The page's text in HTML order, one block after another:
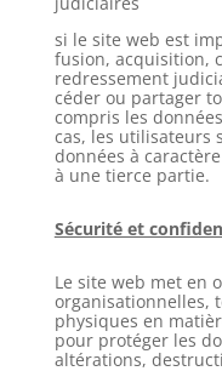
si le site web est
fusion, acquisition,
redressement
céder ou partager
compris les
cas, les utilisateurs
données à
à une tierce partie.
Sécurité et
Le site web met en
organisationnelles,
physiques en
pour protéger les
altérations,